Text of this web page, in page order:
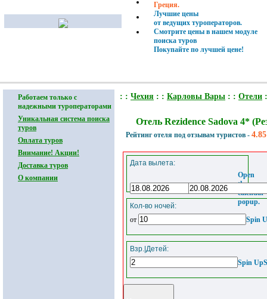
Греция.
Лучшие цены
от ведущих туроператоров.
Смотрите цены в нашем модуле
поиска туров
Покупайте по лучшей цене!
Лучшие цены
от ведущих туроператоров.
Смотрите цены в нашем модуле
Покупайте по лучшей цене!
Работаем только с
надежными туроператорами
Уникальная система поиска
туров
Оплата туров
Внимание! Акции!
Доставка туров
О компании
: : Чехия : : Карловы Вары : : Отели
Отель Rezidence Sadova 4*
Рейтинг отеля под отзывам туристов -
Дата вылета:
Open
the
calendar
popup.
Кол-во ночей:
от
Spin
Взр.|Детей:
Spin Up